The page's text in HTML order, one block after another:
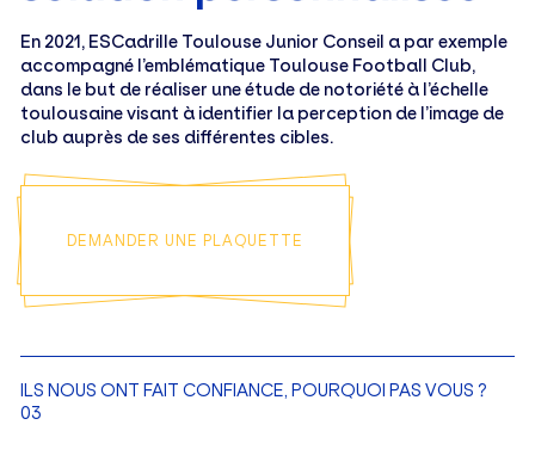
En 2021, ESCadrille Toulouse Junior Conseil a par exemple
accompagné l’emblématique Toulouse Football Club,
dans le but de réaliser une étude de notoriété à l’échelle
toulousaine visant à identifier la perception de l’image de
club auprès de ses différentes cibles.
DEMANDER UNE PLAQUETTE
ILS NOUS ONT FAIT CONFIANCE, POURQUOI PAS VOUS ?
03